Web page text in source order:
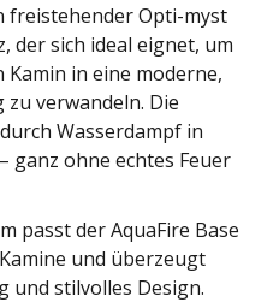
freistehender Opti-myst
der sich ideal eignet, um
in eine moderne,
verwandeln. Die
Wasserdampf in
ganz ohne echtes Feuer
passt der AquaFire Base
und überzeugt
und stilvolles Design.